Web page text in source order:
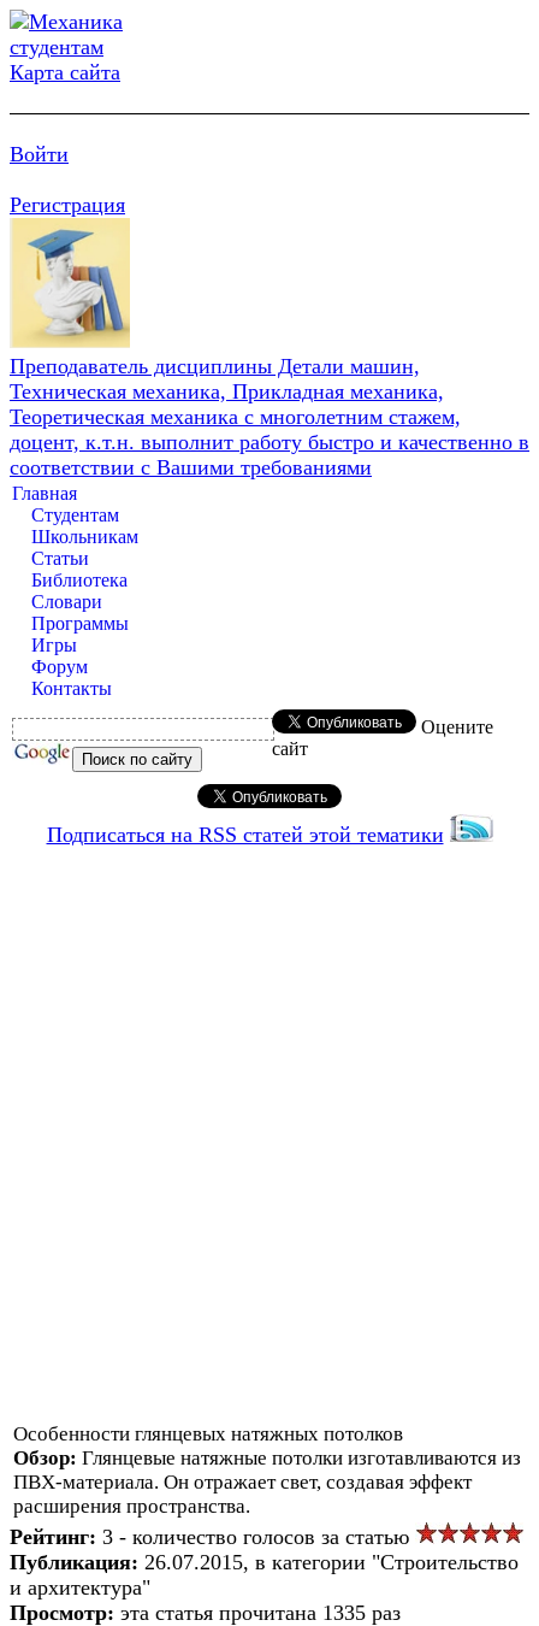
Карта сайта
Войти
Регистрация
Преподаватель дисциплины Детали машин,
Техническая механика, Прикладная механика,
Теоретическая механика с многолетним стажем,
доцент, к.т.н. выполнит работу быстро и качественно в
соответствии с Вашими требованиями
Главная
Студентам
Школьникам
Статьи
Библиотека
Словари
Программы
Игры
Форум
Контакты
Оцените
сайт
Подписаться на RSS статей этой тематики
Особенности глянцевых натяжных потолков
Обзор: Глянцевые натяжные потолки изготавливаются из
ПВХ-материала. Он отражает свет, создавая эффект
расширения пространства.
Рейтинг: 3 - количество голосов за статью
Публикация: 26.07.2015, в категории "Строительство
и архитектура"
Просмотр: эта статья прочитана 1335 раз